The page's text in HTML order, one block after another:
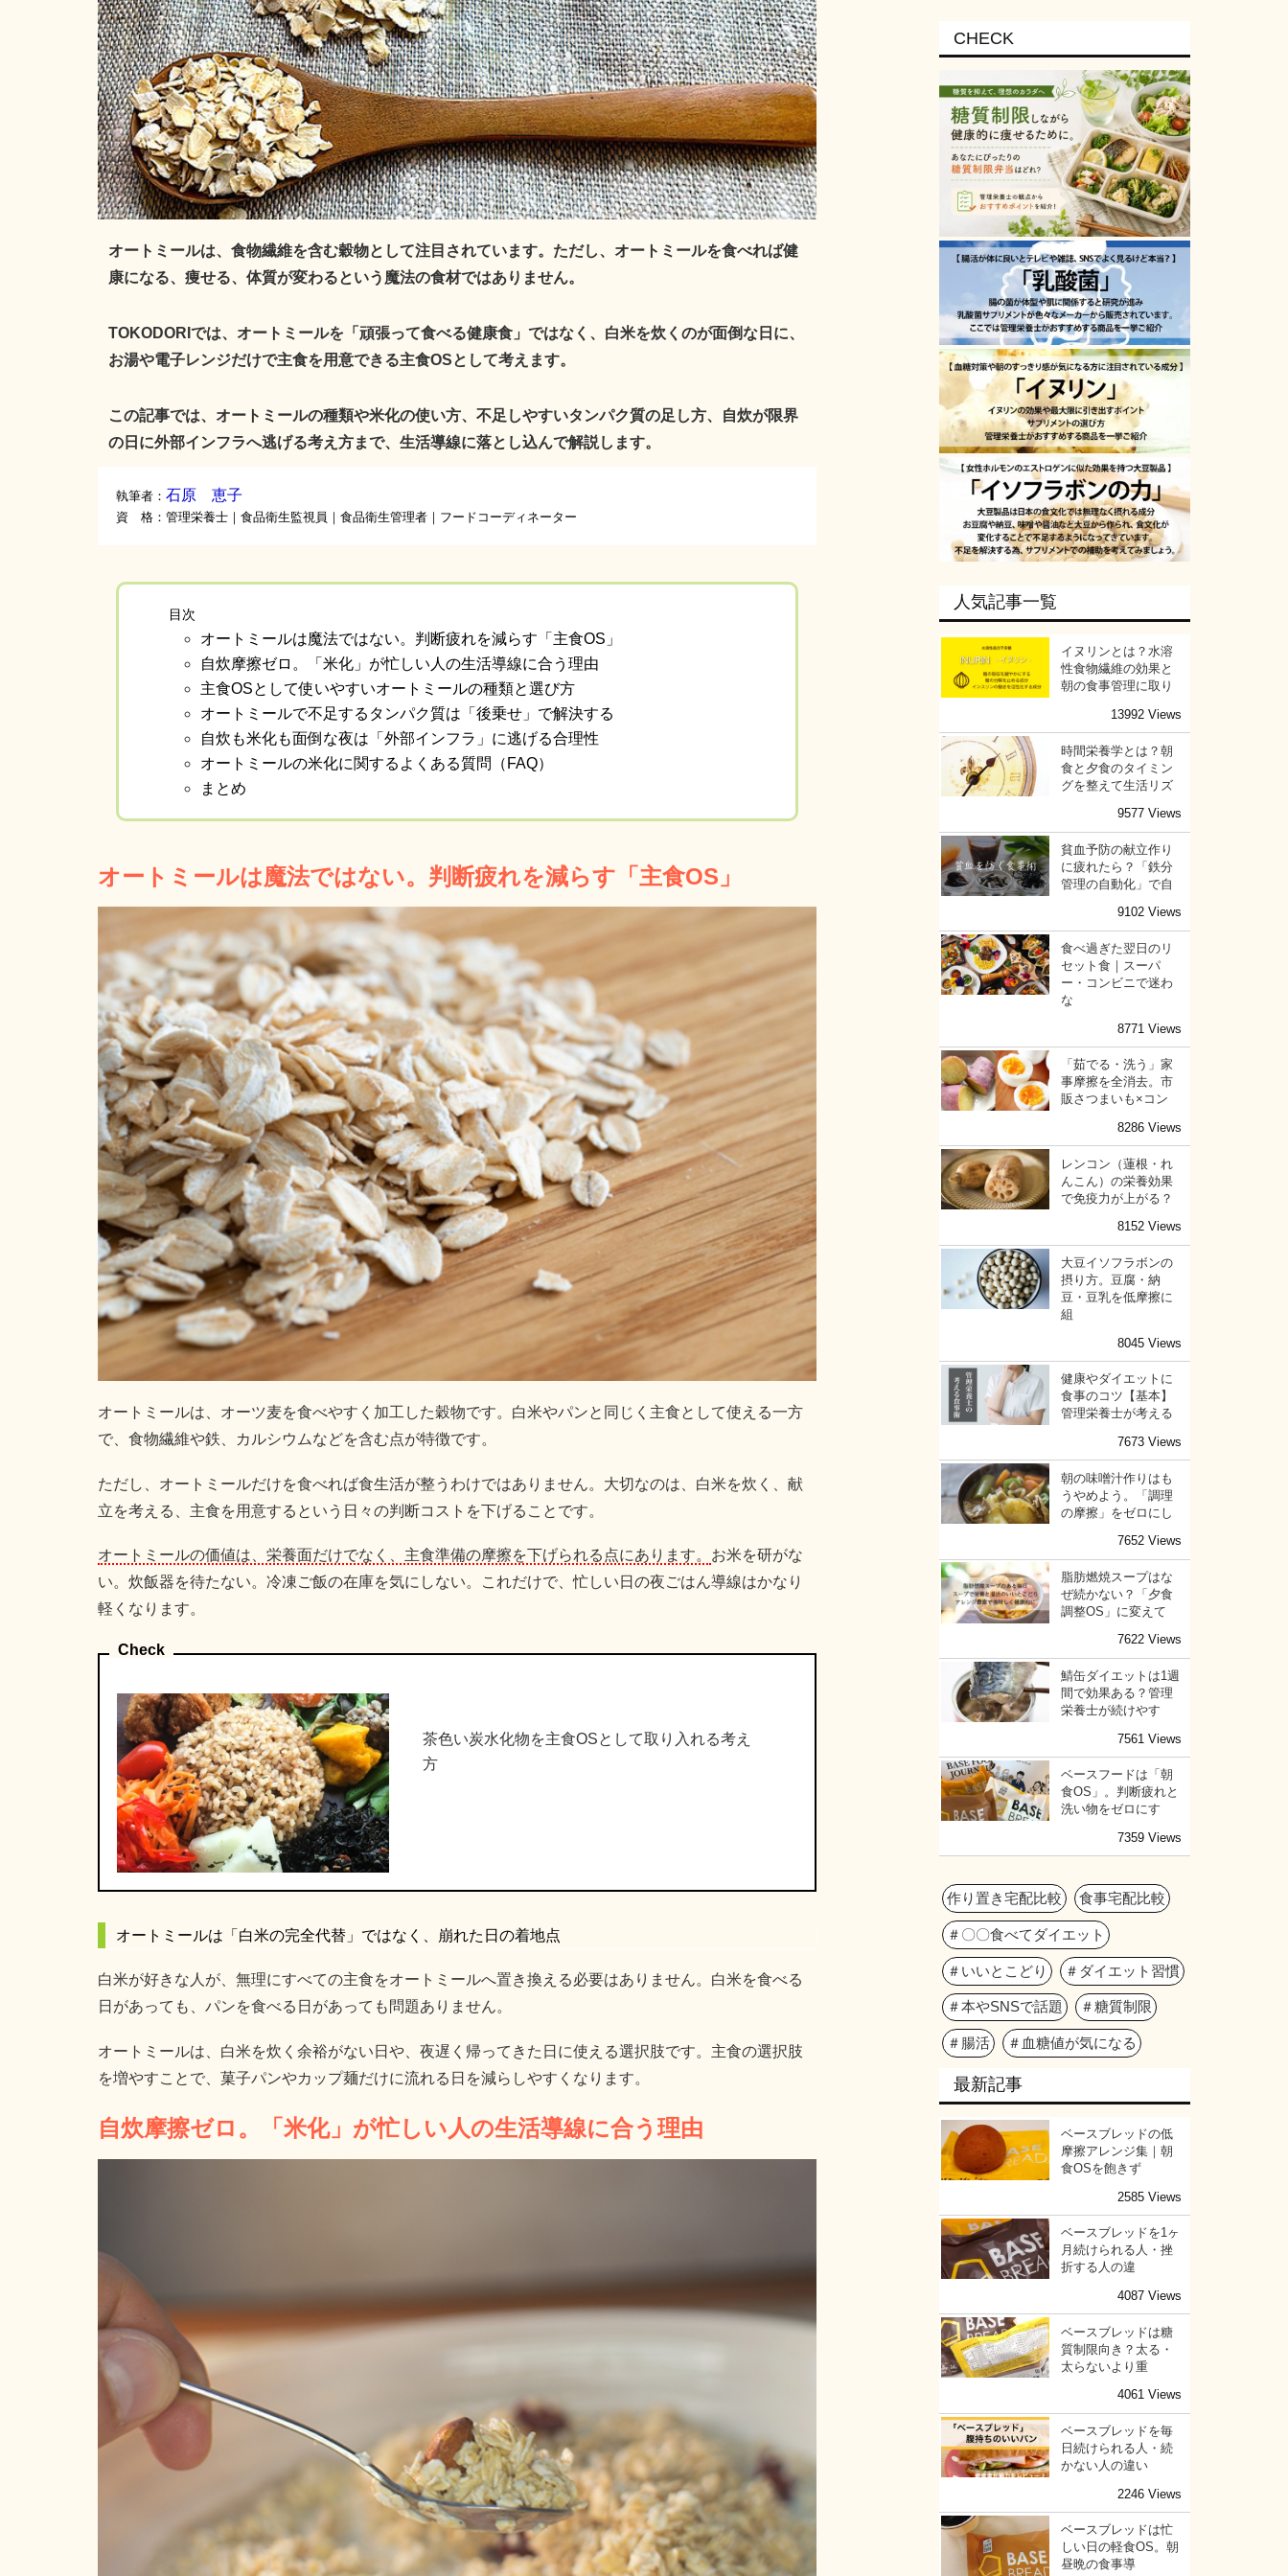
オートミールは、食物繊維を含む穀物として注目されています。ただし、オートミールを食べれば健
康になる、痩せる、体質が変わるという魔法の食材ではありません。
TOKODORIでは、オートミールを「頑張って食べる健康食」ではなく、 白米を炊くのが面倒な日に、
お湯や電子レンジだけで主食を用意できる主食OSとして考えます。
この記事では、オートミールの種類や米化の使い方、不足しやすいタンパク質の足し方、自炊が限界
の日に外部インフラへ逃げる考え方まで、生活導線に落とし込んで解説します。
執筆者： 石原 恵子
資 格：管理栄養士｜食品衛生監視員｜食品衛生管理者｜フードコーディネーター
目次
オートミールは魔法ではない。判断疲れを減らす「主食OS」
自炊摩擦ゼロ。「米化」が忙しい人の生活導線に合う理由
主食OSとして使いやすいオートミールの種類と選び方
オートミールで不足するタンパク質は「後乗せ」で解決する
自炊も米化も面倒な夜は「外部インフラ」に逃げる合理性
オートミールの米化に関するよくある質問（FAQ）
まとめ
オートミールは魔法ではない。判断疲れを減らす「主食OS」
オートミールは、オーツ麦を食べやすく加工した穀物です。白米やパンと同じく主食として使える一方
で、食物繊維や鉄、カルシウムなどを含む点が特徴です。
ただし、オートミールだけを食べれば食生活が整うわけではありません。大切なのは、白米を炊く、献
立を考える、主食を用意するという日々の判断コストを下げることです。
オートミールの価値は、栄養面だけでなく、主食準備の摩擦を下げられる点にあります。 お米を研がな
い。炊飯器を待たない。冷凍ご飯の在庫を気にしない。これだけで、忙しい日の夜ごはん導線はかなり
軽くなります。
Check
茶色い炭水化物を主食OSとして取り入れる考え
方
オートミールは「白米の完全代替」ではなく、崩れた日の着地点
白米が好きな人が、無理にすべての主食をオートミールへ置き換える必要はありません。白米を食べる
日があっても、パンを食べる日があっても問題ありません。
オートミールは、白米を炊く余裕がない日や、夜遅く帰ってきた日に使える選択肢です。主食の選択肢
を増やすことで、菓子パンやカップ麺だけに流れる日を減らしやすくなります。
自炊摩擦ゼロ。「米化」が忙しい人の生活導線に合う理由
CHECK
人気記事一覧
イヌリンとは？水溶
性食物繊維の効果と
朝の食事管理に取り
13992 Views
時間栄養学とは？朝
食と夕食のタイミン
グを整えて生活リズ
9577 Views
貧血予防の献立作り
に疲れたら？「鉄分
管理の自動化」で自
9102 Views
食べ過ぎた翌日のリ
セット食｜スーパ
ー・コンビニで迷わ
な
8771 Views
「茹でる・洗う」家
事摩擦を全消去。市
販さつまいも×コン
8286 Views
レンコン（蓮根・れ
んこん）の栄養効果
で免疫力が上がる？
8152 Views
大豆イソフラボンの
摂り方。豆腐・納
豆・豆乳を低摩擦に
組
8045 Views
健康やダイエットに
食事のコツ【基本】
管理栄養士が考える
7673 Views
朝の味噌汁作りはも
うやめよう。「調理
の摩擦」をゼロにし
7652 Views
脂肪燃焼スープはな
ぜ続かない？「夕食
調整OS」に変えて
7622 Views
鯖缶ダイエットは1週
間で効果ある？管理
栄養士が続けやす
7561 Views
ベースフードは「朝
食OS」。判断疲れと
洗い物をゼロにす
7359 Views
作り置き宅配比較 食事宅配比較
＃〇〇食べてダイエット
＃いいとこどり ＃ダイエット習慣
＃本やSNSで話題 ＃糖質制限
＃腸活 ＃血糖値が気になる
最新記事
ベースブレッドの低
摩擦アレンジ集｜朝
食OSを飽きず
2585 Views
ベースブレッドを1ヶ
月続けられる人・挫
折する人の違
4087 Views
ベースブレッドは糖
質制限向き？太る・
太らないより重
4061 Views
ベースブレッドを毎
日続けられる人・続
かない人の違い
2246 Views
ベースブレッドは忙
しい日の軽食OS。朝
昼晩の食事導